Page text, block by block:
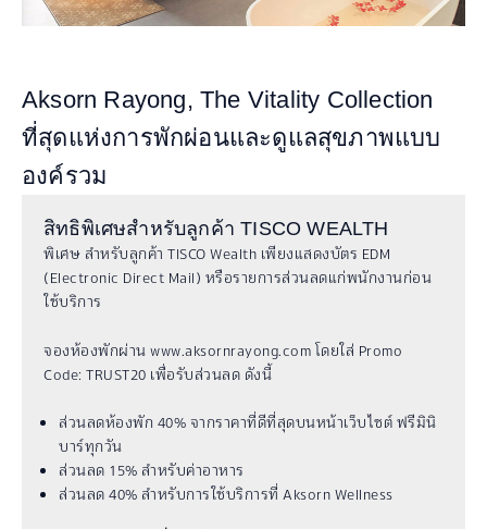
Aksorn Rayong, The Vitality Collection
ที่สุดแห่งการพักผ่อนและดูแลสุขภาพแบบ
องค์รวม
สิทธิพิเศษสำหรับลูกค้า TISCO WEALTH
พิเศษ สำหรับลูกค้า TISCO Wealth เพียงแสดงบัตร EDM
(Electronic Direct Mail) หรือรายการส่วนลดแก่พนักงานก่อน
ใช้บริการ
จองห้องพักผ่าน www.aksornrayong.com โดยใส่ Promo
Code: TRUST20 เพื่อรับส่วนลด ดังนี้
ส่วนลดห้องพัก 40% จากราคาที่ดีที่สุดบนหน้าเว็บไซต์ ฟรีมินิ
บาร์ทุกวัน
ส่วนลด 15% สำหรับค่าอาหาร
ส่วนลด 40% สำหรับการใช้บริการที่ Aksorn Wellness